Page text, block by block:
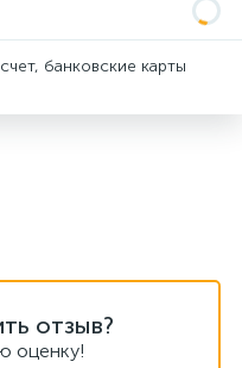
банковские карты
отзыв?
оценку!